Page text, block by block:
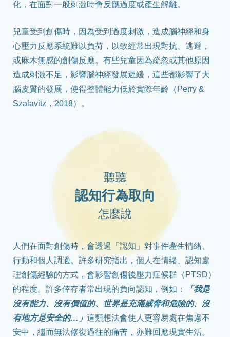
化，在面對一般刺激時會反應過度或產生解離。
兒童受到創傷時，因為受到過度刺激，造成腦神經和身
心壓力反應系統難以負荷，以致經常出現對抗、逃避，
或麻木無感的創傷反應。有些兒童因為疏忽或其他原因
造成刺激不足，影響腦神經發展遲緩，這些都影響了大
腦皮質的發展，使得整體能力低於實際年齡（Perry &
Szalavitz，2018）。
聽聽
認知行為取向
怎麼說
人們在面對創傷時，會透過「認知」對事件產生情緒、
行動和個人調適。許多研究指出，個人在情緒、認知處
理創傷經驗的方式，會影響創傷後壓力症候群（PTSD）
的程度。許多倖存者常出現的負向認知，例如：
「我是
沒有能力、沒有價值的、世界是充滿威脅和危險的、沒
有地方是安全的…」 這類想法會使人更容易處在焦慮不
安中，繼而無法修復過往的痛苦，亦難回應現實生活。